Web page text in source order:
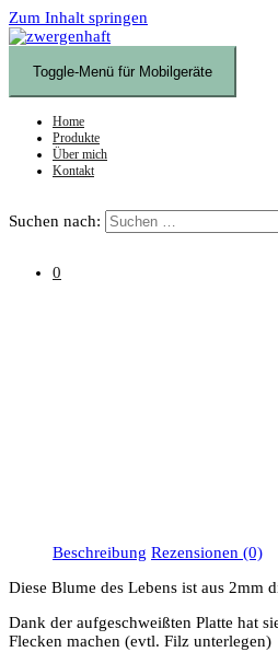
Zum Inhalt springen
Toggle-Menü für Mobilgeräte
Home
Produkte
Über mich
Kontakt
Suchen nach:
0
Beschreibung Rezensionen (0)
Diese Blume des Lebens ist aus 2mm
Dank der aufgeschweißten Platte hat
Flecken machen (evtl. Filz unterlegen)